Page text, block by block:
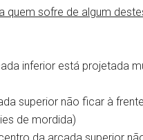
quem sofre de algum
inferior está projetada
superior não ficar à
de mordida)